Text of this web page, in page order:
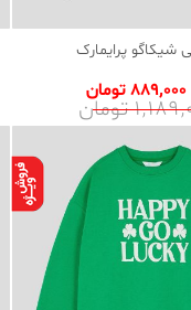
پرایمارک
تومان
889٬000 تومان